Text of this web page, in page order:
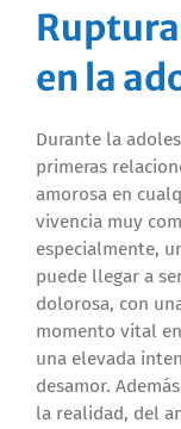
en la
Durante la
primeras
amorosa en
vivencia muy
especialmente,
puede llegar a
dolorosa, con
momento vital
una elevada
desamor.
la realidad, del